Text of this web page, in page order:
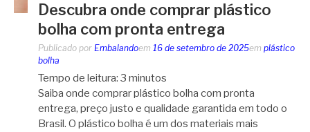
Descubra onde comprar plástico
bolha com pronta entrega
Publicado por Embalandoem 16 de setembro de 2025em plástico
bolha
Tempo de leitura: 3 minutos
Saiba onde comprar plástico bolha com pronta
entrega, preço justo e qualidade garantida em todo o
Brasil. O plástico bolha é um dos materiais mais